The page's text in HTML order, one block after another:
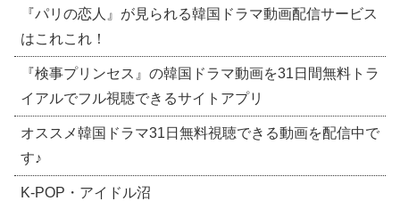
『パリの恋人』が見られる韓国ドラマ動画配信サービス
はこれこれ！
『検事プリンセス』の韓国ドラマ動画を31日間無料トラ
イアルでフル視聴できるサイトアプリ
オススメ韓国ドラマ31日無料視聴できる動画を配信中で
す♪
​K-POP・アイドル沼